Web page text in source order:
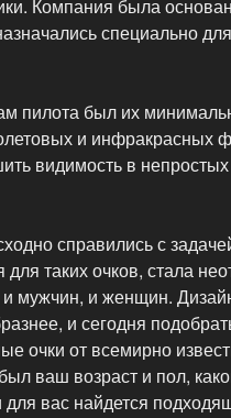
Компания была
специально
пилота был их
и инфракрасных
видимость в
справились с
таких очков, стала
и мужчин, и женщин.
и сегодня
очки от всемирно
ваш возраст и пол,
вас найдется